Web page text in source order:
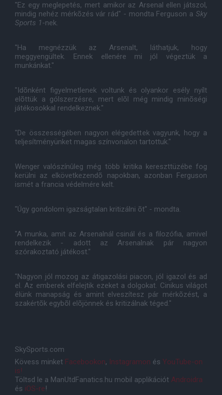
"Ez egy meglepetés, mert amikor az Arsenal ellen játszol,
mindig nehéz mérkõzés vár rád" - mondta Ferguson a Sky
Sports 1-nek.
"Ha megnézzük az Arsenalt, láthatjuk, hogy
meggyengültek. Ennek ellenére mi jól végeztük a
munkánkat."
"Idõnként figyelmetlenek voltunk és olyankor esély nyílt
elõttük a gólszerzésre, mert elõl még mindig minõségi
játékosokkal rendelkeznek."
"De összességében nagyon elégedettek vagyunk, hogy a
teljesítményünket magas színvonalon tartottuk."
Wenger valószínûleg még több kritika kereszttüzébe fog
kerülni az elkövetkezendõ napokban, azonban Ferguson
ismét a francia védelmére kelt.
"Úgy gondolom igazságtalan kritizálni õt" - mondta.
"A munka, amit az Arsenalnál csinál és a filozófia, amivel
rendelkezik - adott az Arsenalnak pár nagyon
szórakoztató játékost."
"Nagyon jól mozog az átigazolási piacon, jól igazol és ad
el. Az emberek elfelejtik ezeket a dolgokat. Cinikus világot
élünk manapság és amint elveszítesz pár mérkõzést, a
szakértõk egybõl elõjönnek és kritizálnak téged."
SkySports.com
Kövess minket Facebookon, Instagramon és YouTube-on
is!
Töltsd le a ManUtdFanatics.hu mobil applikációt Androidra
és iOS-re!